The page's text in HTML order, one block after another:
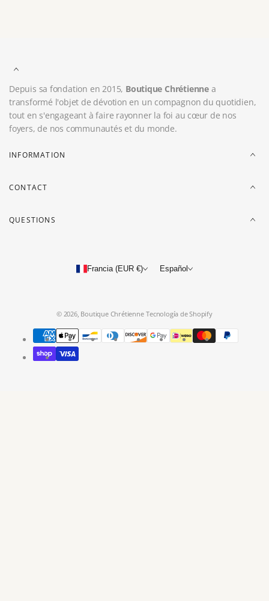
Depuis sa fondation en 2015, Boutique Chrétiennea
transformé l'objet de dévotion en un compagnon du quotidien,
tout en s'engageant à faire rayonner la foi au cœur de nos
foyers, de nos communautés et du monde.
INFORMATION
CONTACT
QUESTIONS
Francia (EUR €) Español
© 2026, Boutique Chrétienne Tecnología de Shopify
Métodos